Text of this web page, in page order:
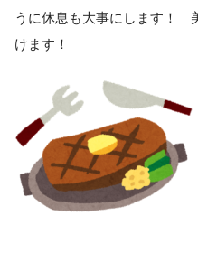
うに休息も大事にします！
けます！